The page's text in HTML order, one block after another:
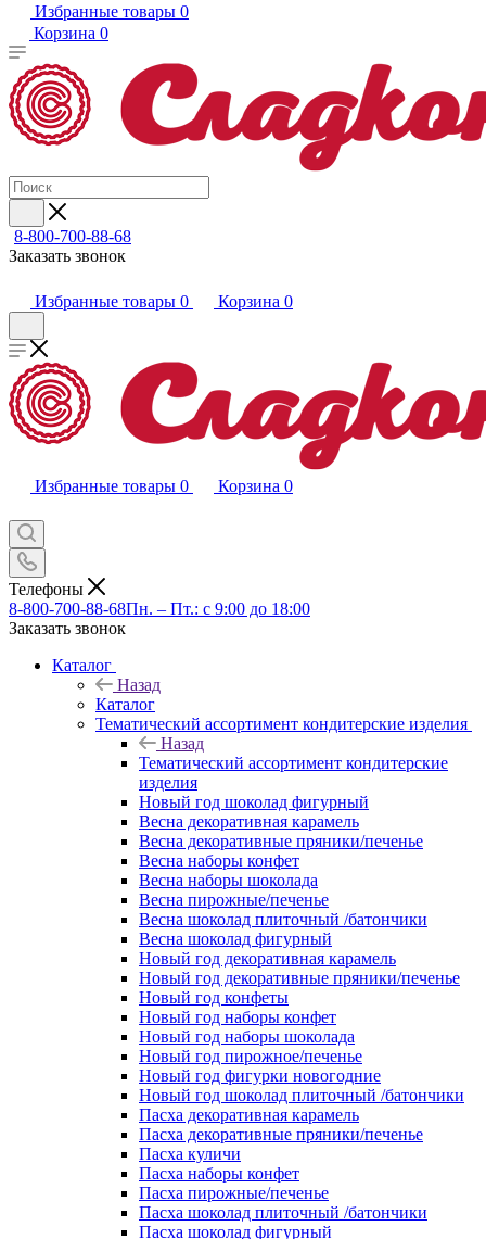
Избранные товары 0
Корзина 0
8-800-700-88-68
Заказать звонок
Избранные товары 0 Корзина 0
Избранные товары 0 Корзина 0
Телефоны
8-800-700-88-68Пн. – Пт.: с 9:00 до 18:00
Заказать звонок
Каталог
Назад
Каталог
Тематический ассортимент кондитерские изделия
Назад
Тематический ассортимент кондитерские
изделия
Новый год шоколад фигурный
Весна декоративная карамель
Весна декоративные пряники/печенье
Весна наборы конфет
Весна наборы шоколада
Весна пирожные/печенье
Весна шоколад плиточный /батончики
Весна шоколад фигурный
Новый год декоративная карамель
Новый год декоративные пряники/печенье
Новый год конфеты
Новый год наборы конфет
Новый год наборы шоколада
Новый год пирожное/печенье
Новый год фигурки новогодние
Новый год шоколад плиточный /батончики
Пасха декоративная карамель
Пасха декоративные пряники/печенье
Пасха куличи
Пасха наборы конфет
Пасха пирожные/печенье
Пасха шоколад плиточный /батончики
Пасха шоколад фигурный